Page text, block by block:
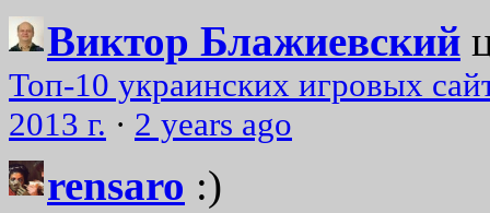
Виктор Блажиевский
Топ-10 украинских игровых
2013 г. · 2 years ago
rensaro :)